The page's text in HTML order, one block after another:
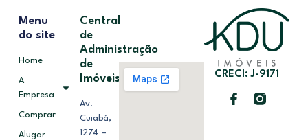
CRECI: J-9171
Menu
do site
Home
A
Empresa
Comprar
Alugar
Central
de
Administração
de
Imóveis
Av.
Cuiabá,
1274 –